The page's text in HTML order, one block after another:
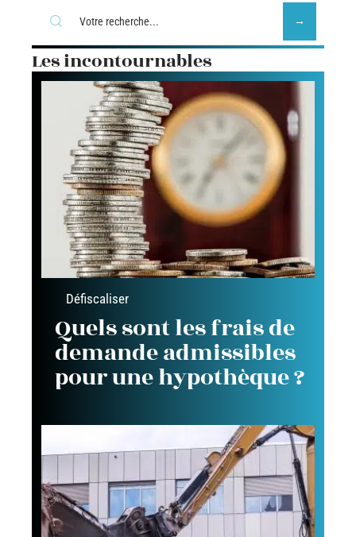
Les incontournables
Défiscaliser
Quels sont les frais de
demande admissibles
pour une hypothèque ?